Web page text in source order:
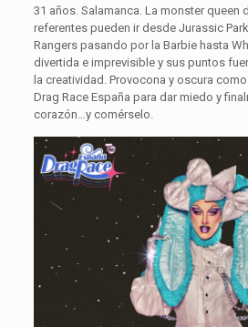
31 años. Salamanca. La monster queen
referentes pueden ir desde Jurassic
Rangers pasando por la Barbie hasta
divertida e imprevisible y sus puntos
la creatividad. Provocona y oscura
Drag Race España para dar miedo y
corazón…y comérselo.